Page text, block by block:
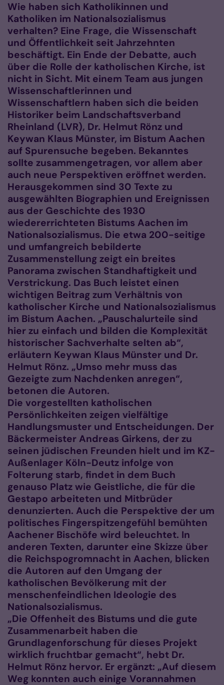
Wie haben sich Katholikinnen und
Katholiken im Nationalsozialismus
verhalten? Eine Frage, die Wissenschaft
und Öffentlichkeit seit Jahrzehnten
beschäftigt. Ein Ende der Debatte, auch
über die Rolle der katholischen Kirche, ist
nicht in Sicht. Mit einem Team aus jungen
Wissenschaftlerinnen und
Wissenschaftlern haben sich die beiden
Historiker beim Landschaftsverband
Rheinland (LVR), Dr. Helmut Rönz und
Keywan Klaus Münster, im Bistum Aachen
auf Spurensuche begeben. Bekanntes
sollte zusammengetragen, vor allem aber
auch neue Perspektiven eröffnet werden.
Herausgekommen sind 30 Texte zu
ausgewählten Biographien und Ereignissen
aus der Geschichte des 1930
wiedererrichteten Bistums Aachen im
Nationalsozialismus. Die etwa 200-seitige
und umfangreich bebilderte
Zusammenstellung zeigt ein breites
Panorama zwischen Standhaftigkeit und
Verstrickung. Das Buch leistet einen
wichtigen Beitrag zum Verhältnis von
katholischer Kirche und Nationalsozialismus
im Bistum Aachen. „Pauschalurteile sind
hier zu einfach und bilden die Komplexität
historischer Sachverhalte selten ab“,
erläutern Keywan Klaus Münster und Dr.
Helmut Rönz. „Umso mehr muss das
Gezeigte zum Nachdenken anregen“,
betonen die Autoren.
Die vorgestellten katholischen
Persönlichkeiten zeigen vielfältige
Handlungsmuster und Entscheidungen. Der
Bäckermeister Andreas Girkens, der zu
seinen jüdischen Freunden hielt und im KZ-
Außenlager Köln-Deutz infolge von
Folterung starb, findet in dem Buch
genauso Platz wie Geistliche, die für die
Gestapo arbeiteten und Mitbrüder
denunzierten. Auch die Perspektive der um
politisches Fingerspitzengefühl bemühten
Aachener Bischöfe wird beleuchtet. In
anderen Texten, darunter eine Skizze über
die Reichspogromnacht in Aachen, blicken
die Autoren auf den Umgang der
katholischen Bevölkerung mit der
menschenfeindlichen Ideologie des
Nationalsozialismus.
„Die Offenheit des Bistums und die gute
Zusammenarbeit haben die
Grundlagenforschung für dieses Projekt
wirklich fruchtbar gemacht“, hebt Dr.
Helmut Rönz hervor. Er ergänzt: „Auf diesem
Weg konnten auch einige Vorannahmen